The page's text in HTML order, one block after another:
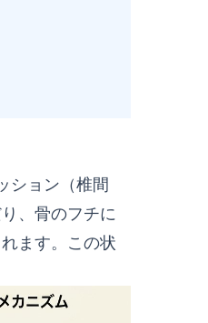
ション（椎間
、骨のフチに
ます。この状